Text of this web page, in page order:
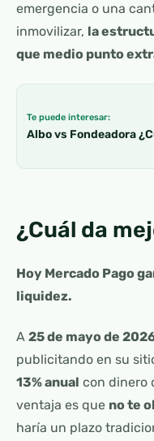
emergencia o una
inmovilizar, la
que medio punto
Te puede interesar:
Albo vs Fondeadora
¿Cuál da
Hoy Mercado Pago
liquidez.
A 25 de mayo de
publicitando en su
13% anual con dinero
ventaja es que no te
haría un plazo